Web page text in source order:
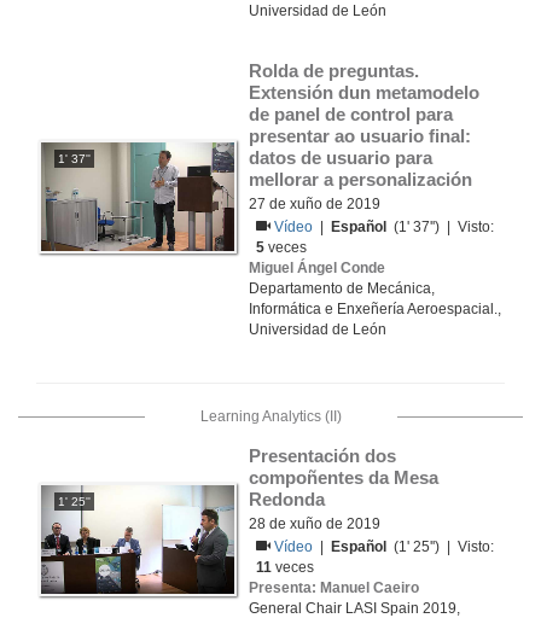
Universidad de León
1' 37''
Rolda de preguntas.
Extensión dun metamodelo
de panel de control para
presentar ao usuario final:
datos de usuario para
mellorar a personalización
27 de xuño de 2019
Vídeo
Español
(1' 37'') | Visto:
5 veces
Miguel Ángel Conde
Departamento de Mecánica,
Informática e Enxeñería Aeroespacial.,
Universidad de León
Learning Analytics (II)
1' 25''
Presentación dos
compoñentes da Mesa
Redonda
28 de xuño de 2019
Vídeo
Español
(1' 25'') | Visto:
11 veces
Presenta: Manuel Caeiro
General Chair LASI Spain 2019,